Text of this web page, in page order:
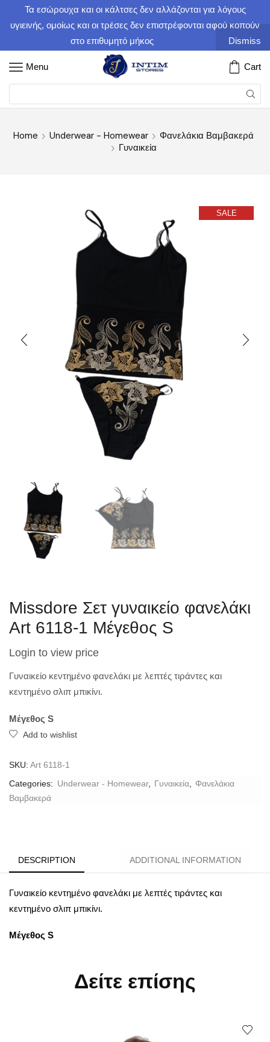
Τα εσώρουχα και οι κάλτσες δεν αλλάζονται για λόγους
υγιεινής, ομοίως και οι τρέσες δεν επιστρέφονται αφού κοπούν
στο επιθυμητό μήκος
Dismiss
Menu Cart
Home Underwear - Homewear
Φανελάκια Βαμβακερά
Γυναικεία
SALE
Missdore Σετ γυναικείο φανελάκι
Art 6118-1 Μέγεθος S
Login to view price
Γυναικείο κεντημένο φανελάκι με λεπτές τιράντες και
κεντημένο σλιπ μπικίνι.
Μέγεθος S
Add to wishlist
SKU: Art 6118-1
Categories: Underwear - Homewear, Γυναικεία
Φανελάκια
Βαμβακερά
DESCRIPTION ADDITIONAL INFORMATION
Γυναικείο κεντημένο φανελάκι με λεπτές τιράντες και
κεντημένο σλιπ μπικίνι.
Μέγεθος S
Δείτε επίσης